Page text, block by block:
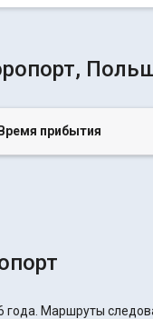
Время прибытия
Маршруты